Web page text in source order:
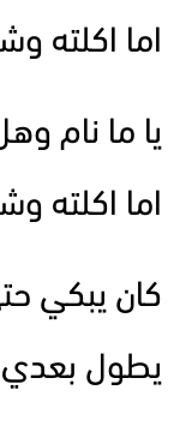
اما اكلته
يا ما نام
اما اكلته
كان يبكي
يطول بعدي